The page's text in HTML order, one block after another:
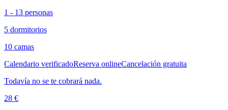
1 - 13 personas
5 dormitorios
10 camas
Calendario verificadoReserva onlineCancelación gratuita
Todavía no se te cobrará nada.
28 €